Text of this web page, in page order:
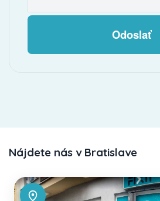
Odoslať
Nájdete nás v Bratislave